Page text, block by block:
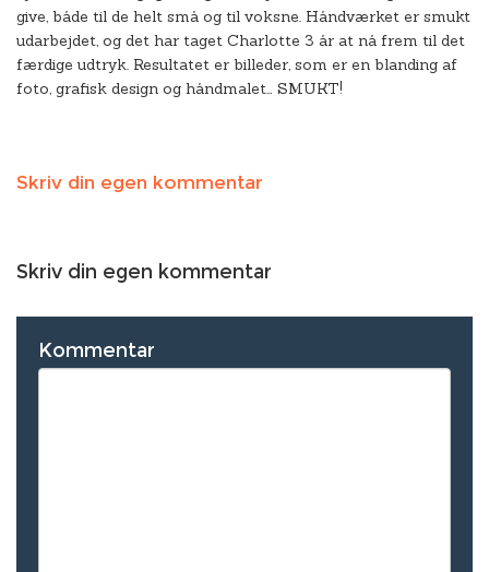
give, både til de helt små og til voksne. Håndværket er smukt
udarbejdet, og det har taget Charlotte 3 år at nå frem til det
færdige udtryk. Resultatet er billeder, som er en blanding af
foto, grafisk design og håndmalet… SMUKT!
Skriv din egen kommentar
Skriv din egen kommentar
Kommentar